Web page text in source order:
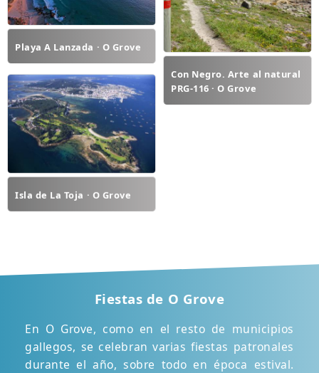
Playa A Lanzada · O Grove
Con Negro. Arte al natural
PRG-116 · O Grove
Isla de La Toja · O Grove
Fiestas de O Grove
En O Grove, como en el resto de municipios
gallegos, se celebran varias fiestas patronales
durante el año, sobre todo en época estival.